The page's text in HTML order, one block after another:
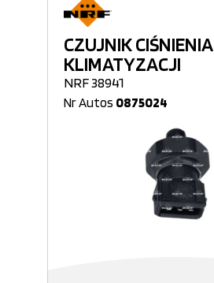
CZUJNIK CIŚNIENIA
KLIMATYZACJI
NRF 38941
Nr Autos 0875024